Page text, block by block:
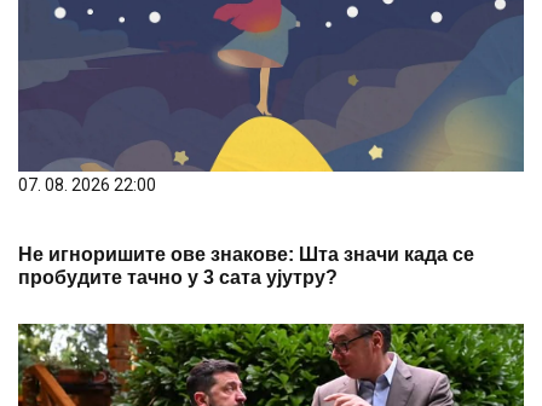
07. 08. 2026 22:00
Не игноришите ове знакове: Шта значи када се
пробудите тачно у 3 сата ујутру?